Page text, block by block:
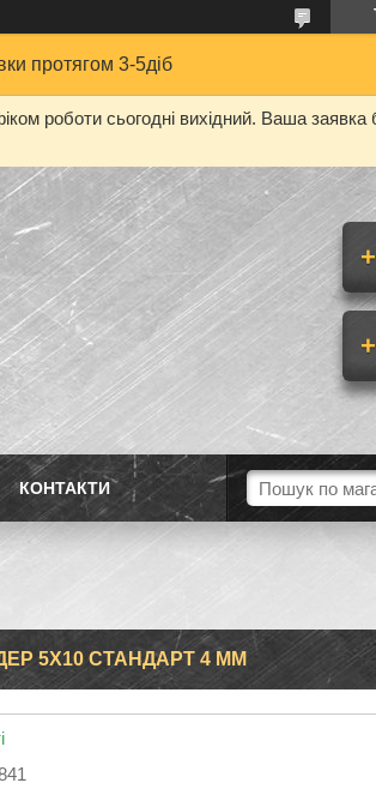
протягом 3-5діб
роботи сьогодні вихідний. Ваша
КОНТАКТИ
5Х10 СТАНДАРТ 4 ММ